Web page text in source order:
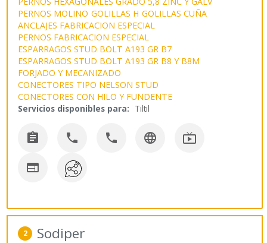
PERNOS MOLINO GOLILLAS H GOLILLAS CUÑA
ANCLAJES FABRICACION ESPECIAL
PERNOS FABRICACION ESPECIAL
ESPARRAGOS STUD BOLT A193 GR B7
ESPARRAGOS STUD BOLT A193 GR B8 Y B8M
FORJADO Y MECANIZADO
CONECTORES TIPO NELSON STUD
CONECTORES CON HILO Y FUNDENTE
Servicios disponibles para: Tiltil
    

2 Sodiper